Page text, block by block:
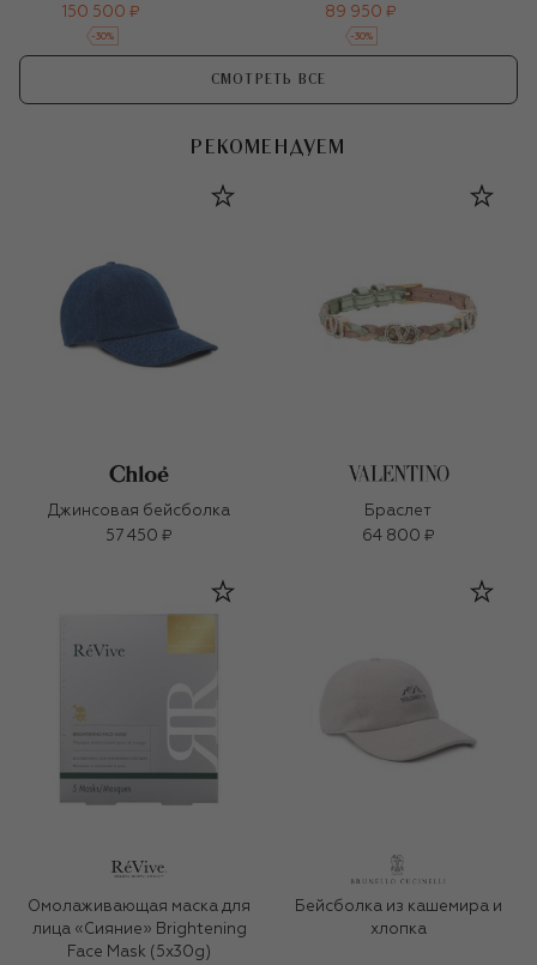
150 500 ₽
-30%
89 950 ₽
-30%
СМОТРЕТЬ ВСЕ
РЕКОМЕНДУЕМ
Джинсовая бейсболка
57 450 ₽
Браслет
64 800 ₽
Омолаживающая маска для
лица «Сияние» Brightening
Face Mask (5х30g)
Бейсболка из кашемира и
хлопка